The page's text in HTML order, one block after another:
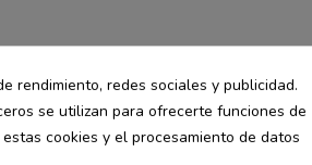
rendimiento, redes sociales y publicidad.
se utilizan para ofrecerte funciones de
cookies y el procesamiento de datos